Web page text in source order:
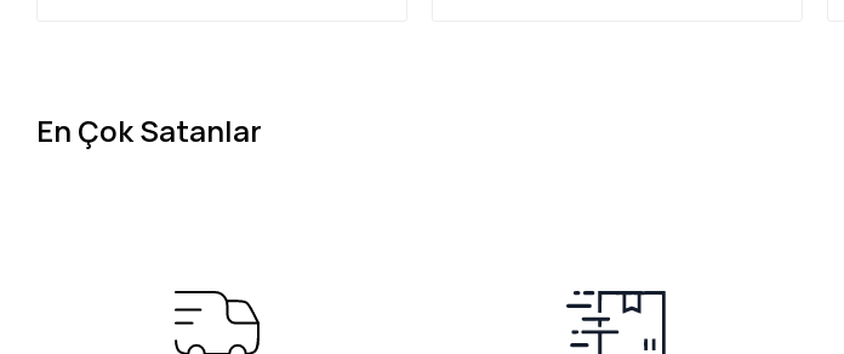
En Çok Satanlar